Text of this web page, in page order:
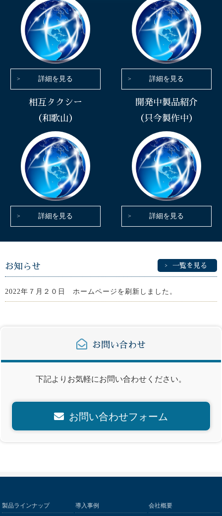
詳細を見る 詳細を見る
相互タクシー
（和歌山）
詳細を見る
開発中製品紹介
（只今製作中）
詳細を見る
お知らせ 一覧を見る
2022年７月２０日 ホームページを刷新しました。
お問い合わせ
下記よりお気軽にお問い合わせください。
お問い合わせフォーム
製品ラインナップ 導入事例 会社概要